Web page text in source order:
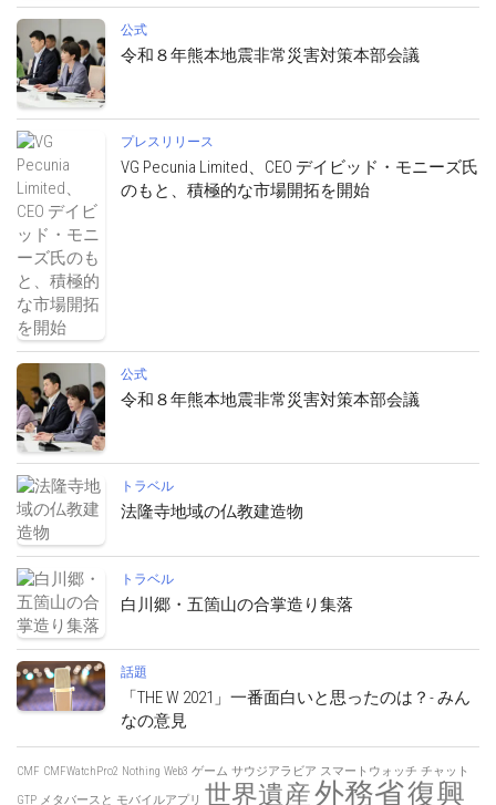
公式
令和８年熊本地震非常災害対策本部会議
プレスリリース
VG Pecunia Limited、CEO デイビッド・モニーズ氏
のもと、積極的な市場開拓を開始
公式
令和８年熊本地震非常災害対策本部会議
トラベル
法隆寺地域の仏教建造物
トラベル
白川郷・五箇山の合掌造り集落
話題
「THE W 2021」一番面白いと思ったのは？- みん
なの意見
CMF CMFWatchPro2 Nothing Web3 ゲーム サウジアラビア スマートウォッチ チャット
GTP メタバースと モバイルアプリ 世界遺産外務省復興